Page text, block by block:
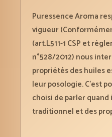
Puressence Aroma
vigueur
(art.L511-1 CSP et
n°528/2012) nous
propriétés des huiles
leur posologie. C’est
choisi de parler quand
traditionnel et des